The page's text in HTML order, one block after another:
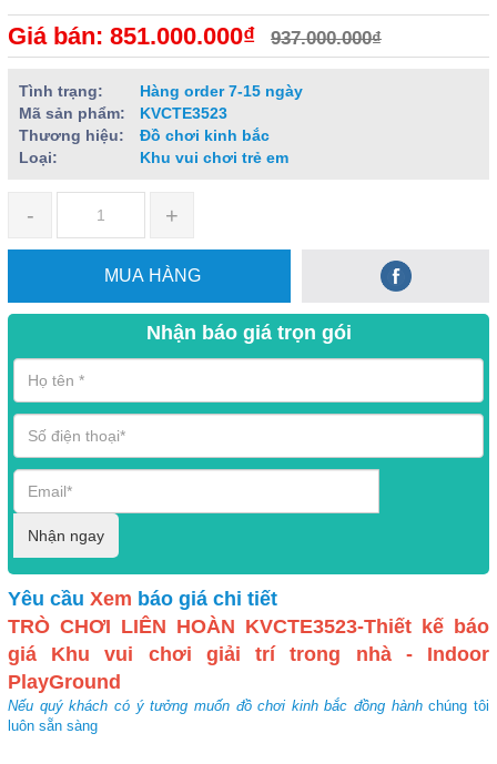
Giá bán: 851.000.000₫ 937.000.000₫
Tình trạng:
Hàng order 7-15 ngày
Mã sản phẩm:
KVCTE3523
Thương hiệu:
Đồ chơi kinh bắc
Loại:
Khu vui chơi trẻ em
- +
MUA HÀNG
Nhận báo giá trọn gói
Nhận ngay
Yêu cầu Xem báo giá chi tiết
TRÒ CHƠI LIÊN HOÀN KVCTE3523-Thiết kế báo
giá Khu vui chơi giải trí trong nhà - Indoor
PlayGround
Nếu quý khách có ý tưởng muốn đồ chơi kinh bắc đồng hànhchúng tôi
luôn sẵn sàng